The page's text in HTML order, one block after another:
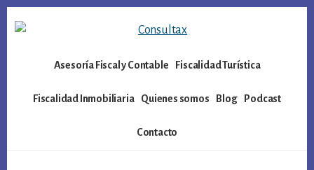
to
to
Asesoría Fiscal y Contable Fiscalidad Turística
Fiscalidad Inmobiliaria Quienes somos Blog Podcast
Contacto